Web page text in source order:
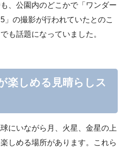
、公園内のどこかで「ワンダー
」の撮影が行われていたとのこ
も話題になっていました。
楽しめる見晴らしス
にいながら月、火星、金星の上
しめる場所があります。これら